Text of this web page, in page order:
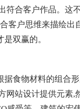
符合客户作品。这
客户思维来描绘出
双赢的。
据食物材料的组合
网站设计提供元素,